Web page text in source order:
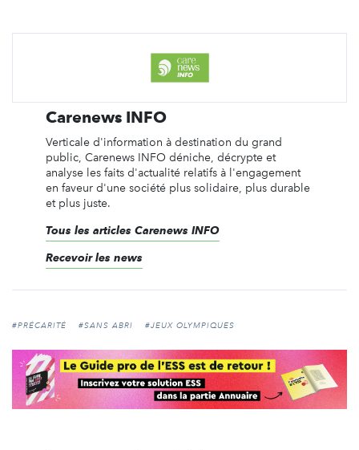
Carenews INFO
Verticale d'information à destination du grand
public, Carenews INFO déniche, décrypte et
analyse les faits d'actualité relatifs à l'engagement
en faveur d'une société plus solidaire, plus durable
et plus juste.
Tous les articles Carenews INFO
Recevoir les news
#PRÉCARITÉ #SANS ABRI #JEUX OLYMPIQUES